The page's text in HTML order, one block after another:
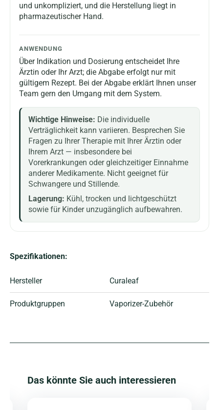
und unkompliziert, und die Herstellung liegt in
pharmazeutischer Hand.
ANWENDUNG
Über Indikation und Dosierung entscheidet Ihre
Ärztin oder Ihr Arzt; die Abgabe erfolgt nur mit
gültigem Rezept. Bei der Abgabe erklärt Ihnen unser
Team gern den Umgang mit dem System.
Wichtige Hinweise: Die individuelle
Verträglichkeit kann variieren. Besprechen Sie
Fragen zu Ihrer Therapie mit Ihrer Ärztin oder
Ihrem Arzt — insbesondere bei
Vorerkrankungen oder gleichzeitiger Einnahme
anderer Medikamente. Nicht geeignet für
Schwangere und Stillende.
Lagerung: Kühl, trocken und lichtgeschützt
sowie für Kinder unzugänglich aufbewahren.
Spezifikationen:
Hersteller Curaleaf
Produktgruppen Vaporizer-Zubehör
Produktgalerie überspringen
Das könnte Sie auch interessieren